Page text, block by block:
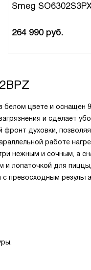
Smeg
264 990 руб.
цвете и оснащен
и сделает
духовки,
работе
нежным и сочным, а
лопаточкой для
превосходным